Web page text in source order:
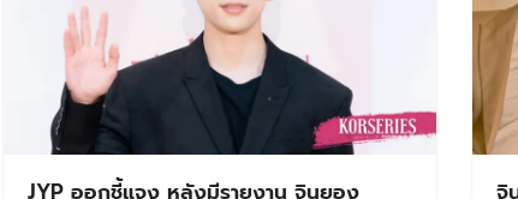
JYP ออกชี้แจง หลังมีรายงาน จินยอง จิ